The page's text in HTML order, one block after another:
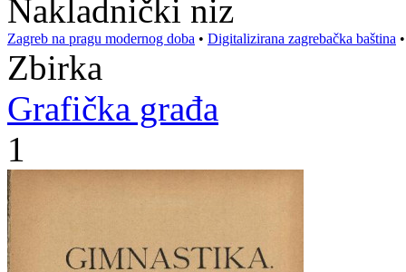
Nakladnički niz
Zagreb na pragu modernog doba • Digitalizirana zagrebačka baština
Zbirka
Grafička građa
1